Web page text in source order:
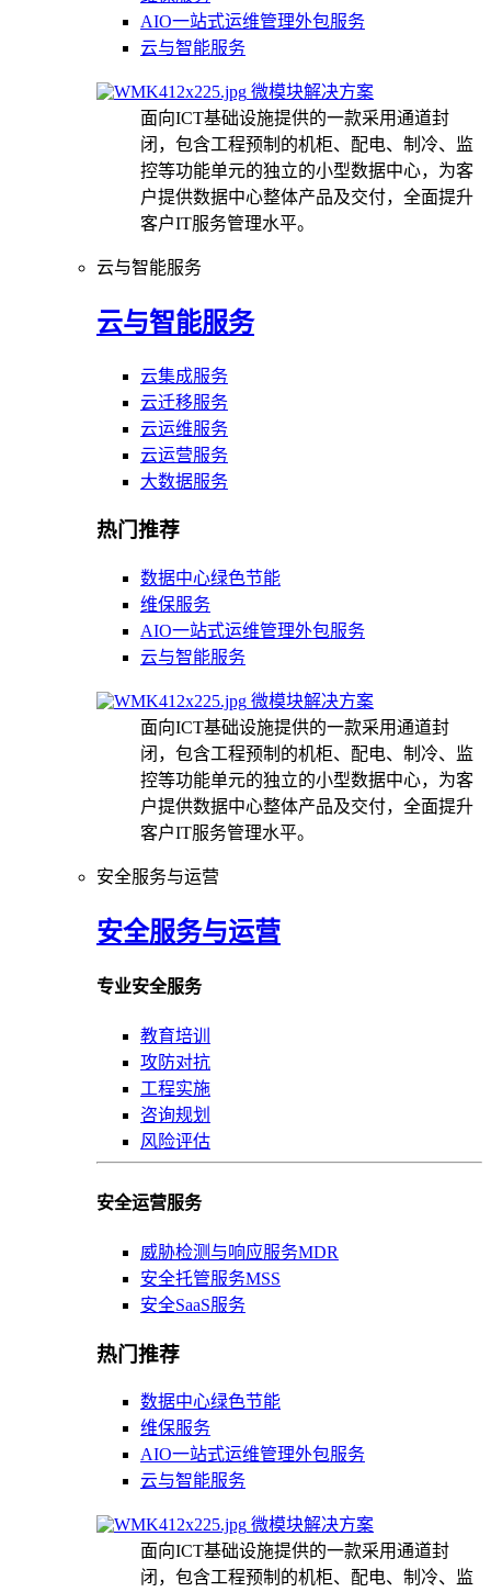
AIO一站式运维管理外包服务
云与智能服务
微模块解决方案
面向ICT基础设施提供的一款采用通道封
闭，包含工程预制的机柜、配电、制冷、监
控等功能单元的独立的小型数据中心，为客
户提供数据中心整体产品及交付，全面提升
客户IT服务管理水平。
云与智能服务
云与智能服务
云集成服务
云迁移服务
云运维服务
云运营服务
大数据服务
热门推荐
数据中心绿色节能
维保服务
AIO一站式运维管理外包服务
云与智能服务
微模块解决方案
面向ICT基础设施提供的一款采用通道封
闭，包含工程预制的机柜、配电、制冷、监
控等功能单元的独立的小型数据中心，为客
户提供数据中心整体产品及交付，全面提升
客户IT服务管理水平。
安全服务与运营
安全服务与运营
专业安全服务
教育培训
攻防对抗
工程实施
咨询规划
风险评估
安全运营服务
威胁检测与响应服务MDR
安全托管服务MSS
安全SaaS服务
热门推荐
数据中心绿色节能
维保服务
AIO一站式运维管理外包服务
云与智能服务
微模块解决方案
面向ICT基础设施提供的一款采用通道封
闭，包含工程预制的机柜、配电、制冷、监